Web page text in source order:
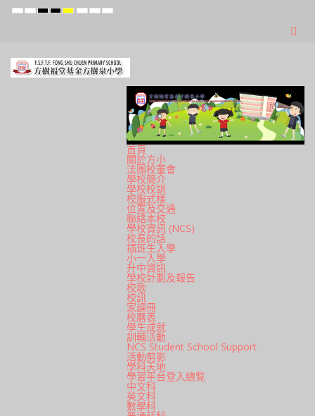
Default
NightHighHighHighSetSetSet
首頁
關於方小
法團校董會
學校簡介
學校校訓
校服式樣
位置及交通
聯絡本校
學校資訊 (NCS)
校長的話
插班生入學
小一入學
升中資訊
學校計劃及報告
校歌
校訊
家課冊
校曆表
學生成就
訓輔活動
NCS Student School Support
活動剪影
學科天地
學習平台登入總覧
中文科
英文科
數學科